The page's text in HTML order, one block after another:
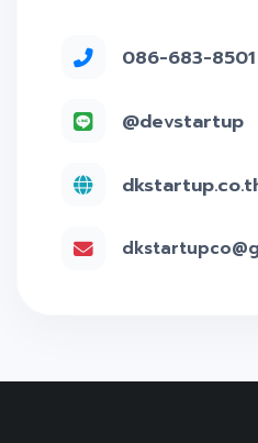
086-683-8501
@devstartup